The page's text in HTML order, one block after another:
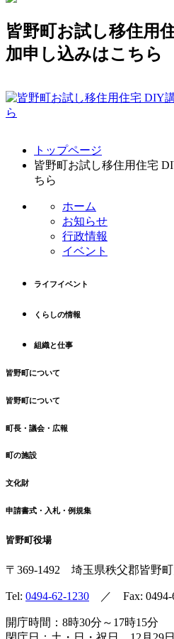
皆野町お試し移住用
加申し込みはこちら
トップページ
皆野町お試し移住用住宅
ちら
ホーム
お知らせ
行政情報
イベント
ライフイベント
くらしの情報
組織と仕事
皆野町について
皆野町について
町長・議会・広報
町の施設
文化財
申請書式・入札・例規集
皆野町役場
〒369-1492 埼玉県秩父郡皆野町
Tel: 0494-62-1230 ／ Fax: 0494-
開庁時間：8時30分～17時15分